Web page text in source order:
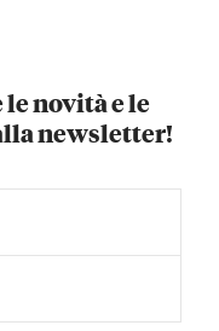
novità e le
newsletter!